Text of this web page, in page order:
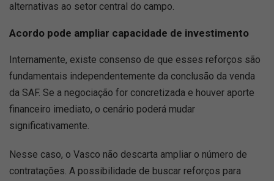
alternativas ao setor central do campo.
Acordo pode ampliar capacidade de investimento
Internamente, existe consenso de que esses reforços são
fundamentais independentemente da conclusão da venda
da SAF. Se a negociação for concretizada e houver aporte
financeiro imediato, o cenário poderá mudar
significativamente.
Nesse caso, o Vasco não descarta ampliar o número de
contratações. A possibilidade de buscar reforços para